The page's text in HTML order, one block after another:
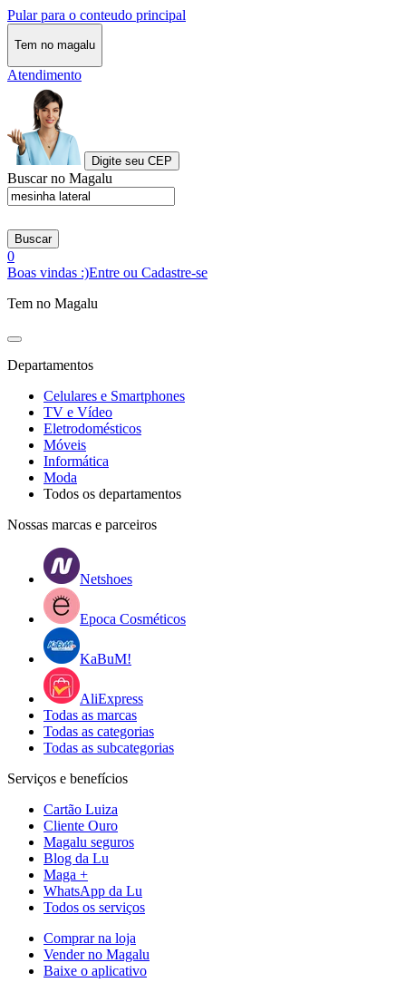
Pular para o conteudo principal
Tem no magalu
Atendimento
Digite seu CEP
Buscar no Magalu
Buscar
0
Boas vindas :)Entre ou Cadastre-se
Tem no Magalu
Departamentos
Celulares e Smartphones
TV e Vídeo
Eletrodomésticos
Móveis
Informática
Moda
Todos os departamentos
Nossas marcas e parceiros
Netshoes
Epoca Cosméticos
KaBuM!
AliExpress
Todas as marcas
Todas as categorias
Todas as subcategorias
Serviços e benefícios
Cartão Luiza
Cliente Ouro
Magalu seguros
Blog da Lu
Maga +
WhatsApp da Lu
Todos os serviços
Comprar na loja
Vender no Magalu
Baixe o aplicativo